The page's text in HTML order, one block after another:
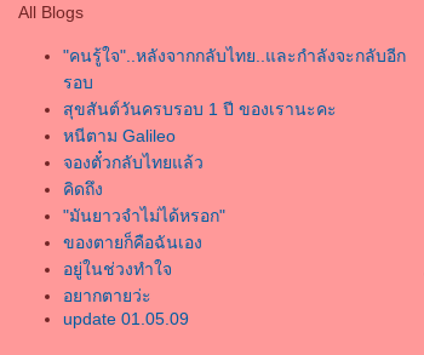
All Blogs
"คนรู้ใจ"..หลังจากกลับไทย..และกำลังจะกลับอีก
รอบ
สุขสันต์วันครบรอบ 1 ปี ของเรานะคะ
หนีตาม Galileo
จองตั๋วกลับไทยแล้ว
คิดถึง
"มันยาวจำไม่ได้หรอก"
ของตายก็คือฉันเอง
อยู่ในช่วงทำใจ
อยากตายว่ะ
update 01.05.09